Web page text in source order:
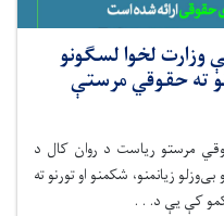
وزارت لخوا لسګونو
ته حقوقي مرستې
مرستو رياست د روان کال د
زیانمنو، شکمنو او تورنو ته
کې يې د. . .